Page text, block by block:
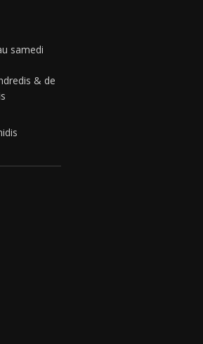
samedi
& de